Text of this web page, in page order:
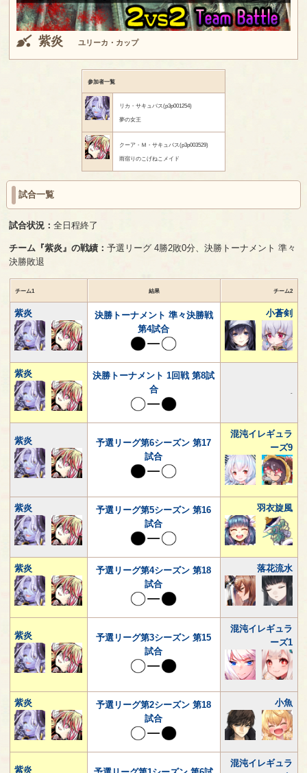
紫炎 ユリーカ・カップ
参加者一覧
リカ・サキュバス(p3p001254)
夢の女王
クーア・Ｍ・サキュバス(p3p003529)
雨宿りのこげねこメイド
試合一覧
試合状況：全日程終了
チーム『紫炎』の戦績：予選リーグ 4勝2敗0分、決勝トーナメント 準々
決勝敗退
チーム1 結果 チーム2
紫炎
決勝トーナメント 準々決勝戦
第4試合
小蒼剣
紫炎
決勝トーナメント 1回戦 第8試
合
-
紫炎
予選リーグ第6シーズン 第17
試合
混沌イレギュラ
ーズ9
紫炎
予選リーグ第5シーズン 第16
試合
羽衣旋風
紫炎
予選リーグ第4シーズン 第18
試合
落花流水
紫炎
予選リーグ第3シーズン 第15
試合
混沌イレギュラ
ーズ1
紫炎
予選リーグ第2シーズン 第18
試合
小魚
紫炎
混沌イレギュラ